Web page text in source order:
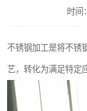
时间
不锈钢加工是将不锈
艺，转化为满足特定